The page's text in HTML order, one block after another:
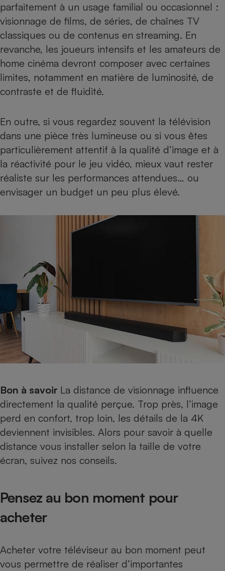
parfaitement à un usage familial ou occasionnel :
visionnage de films, de séries, de chaînes TV
classiques ou de contenus en streaming. En
revanche, les joueurs intensifs et les amateurs de
home cinéma devront composer avec certaines
limites, notamment en matière de luminosité, de
contraste et de fluidité.
En outre, si vous regardez souvent la télévision
dans une pièce très lumineuse ou si vous êtes
particulièrement attentif à la qualité d’image et à
la réactivité pour le jeu vidéo, mieux vaut rester
réaliste sur les performances attendues… ou
envisager un budget un peu plus élevé.
Bon à savoir La distance de visionnage influence
directement la qualité perçue. Trop près, l’image
perd en confort, trop loin, les détails de la 4K
deviennent invisibles. Alors pour savoir à quelle
distance vous installer selon la taille de votre
écran, suivez nos conseils.
Pensez au bon moment pour
acheter
Acheter votre téléviseur au bon moment peut
vous permettre de réaliser d’importantes